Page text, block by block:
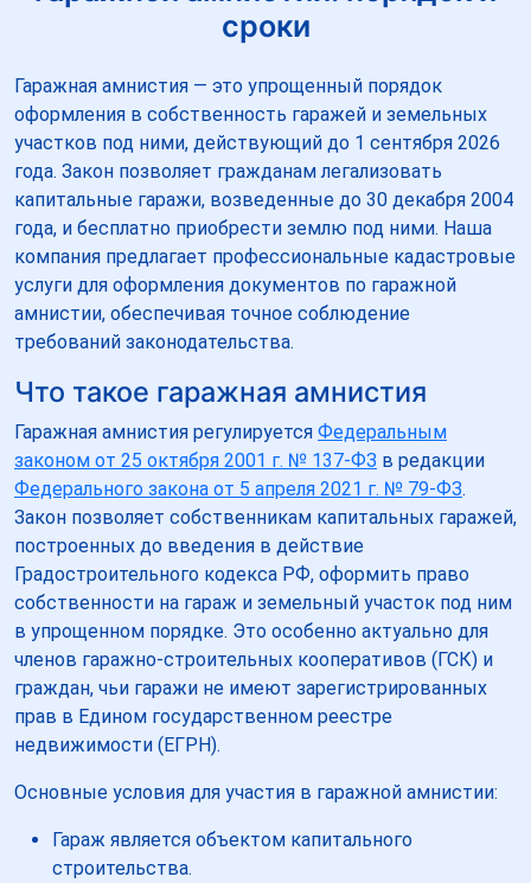
сроки
Гаражная амнистия — это упрощенный порядок
оформления в собственность гаражей и земельных
участков под ними, действующий до 1 сентября 2026
года. Закон позволяет гражданам легализовать
капитальные гаражи, возведенные до 30 декабря 2004
года, и бесплатно приобрести землю под ними. Наша
компания предлагает профессиональные кадастровые
услуги для оформления документов по гаражной
амнистии, обеспечивая точное соблюдение
требований законодательства.
Что такое гаражная амнистия
Гаражная амнистия регулируется Федеральным
законом от 25 октября 2001 г. № 137-ФЗ в редакции
Федерального закона от 5 апреля 2021 г. № 79-ФЗ.
Закон позволяет собственникам капитальных гаражей,
построенных до введения в действие
Градостроительного кодекса РФ, оформить право
собственности на гараж и земельный участок под ним
в упрощенном порядке. Это особенно актуально для
членов гаражно-строительных кооперативов (ГСК) и
граждан, чьи гаражи не имеют зарегистрированных
прав в Едином государственном реестре
недвижимости (ЕГРН).
Основные условия для участия в гаражной амнистии:
Гараж является объектом капитального
строительства.